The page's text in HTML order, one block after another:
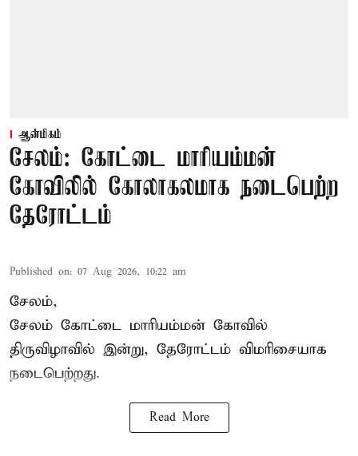
ஆன்மிகம்
சேலம்: கோட்டை மாரியம்மன்
கோவிலில் கோலாகலமாக நடைபெற்ற
தேரோட்டம்
Published on: 07 Aug 2026, 10:22 am
சேலம்,
சேலம் கோட்டை மாரியம்மன் கோவில்
திருவிழாவில் இன்று, தேரோட்டம் விமரிசையாக
நடைபெற்றது.
Read More